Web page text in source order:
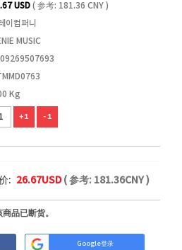
USD( 参考: 181.36 CNY )
이컴퍼니
MUSIC
Kg
+1 -1
: 26.67USD( 参考: 181.36CNY )
商品已断货。
Google登录